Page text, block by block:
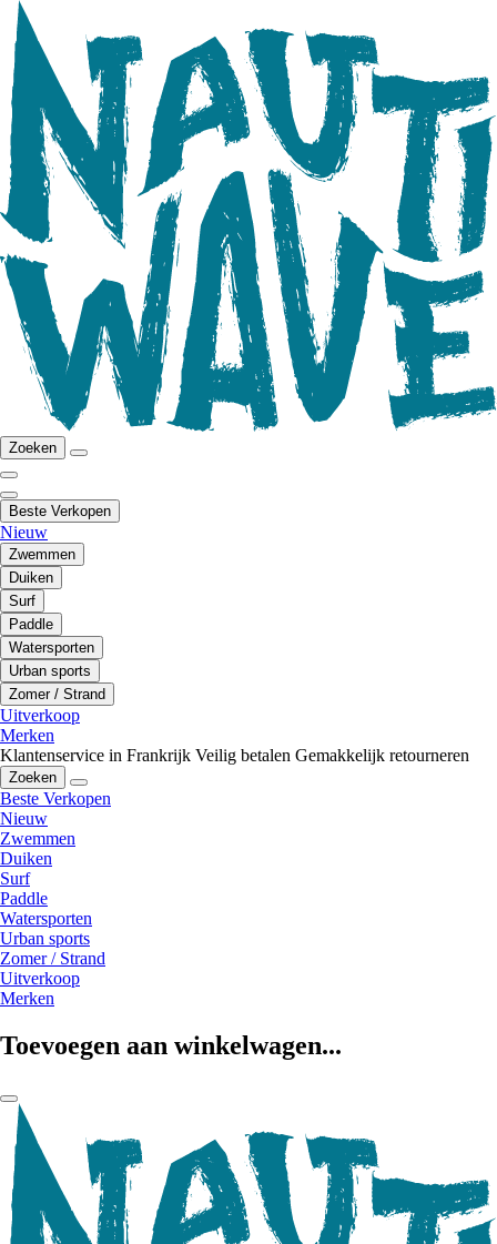
Zoeken
Beste Verkopen
Nieuw
Zwemmen
Duiken
Surf
Paddle
Watersporten
Urban sports
Zomer / Strand
Uitverkoop
Merken
Klantenservice in Frankrijk Veilig betalen Gemakkelijk retourneren
Zoeken
Beste Verkopen
Nieuw
Zwemmen
Duiken
Surf
Paddle
Watersporten
Urban sports
Zomer / Strand
Uitverkoop
Merken
Toevoegen aan winkelwagen...